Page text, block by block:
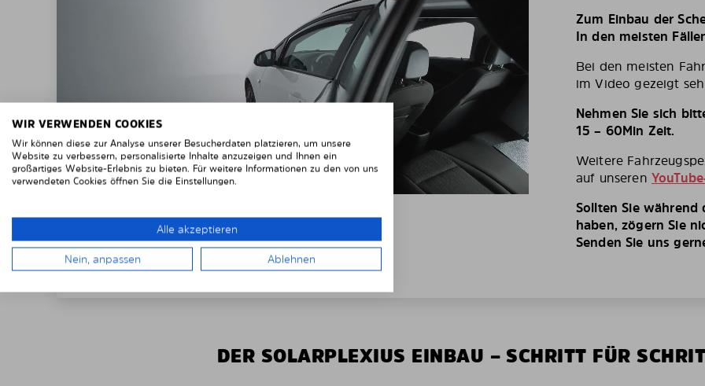
Zum Einbau der
In den meisten
Bei den meisten
im Video gezeigt
Nehmen Sie sich
15 – 60Min Zeit.
Weitere
auf unseren
Sollten Sie während
haben, zögern Sie
Senden Sie uns
DER SOLARPLEXIUS EINBAU – SCHRITT FÜR
WIR VERWENDEN COOKIES
Wir können diese zur Analyse unserer Besucherdaten platzieren, um unsere
Website zu verbessern, personalisierte Inhalte anzuzeigen und Ihnen ein
großartiges Website-Erlebnis zu bieten. Für weitere Informationen zu den von uns
verwendeten Cookies öffnen Sie die Einstellungen.
Alle akzeptieren
Nein, anpassen Ablehnen